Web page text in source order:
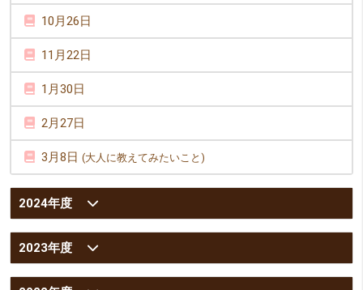
10月26日
11月22日
1月30日
2月27日
3月8日 (大人に教えてみたいこと)
2024年度
2023年度